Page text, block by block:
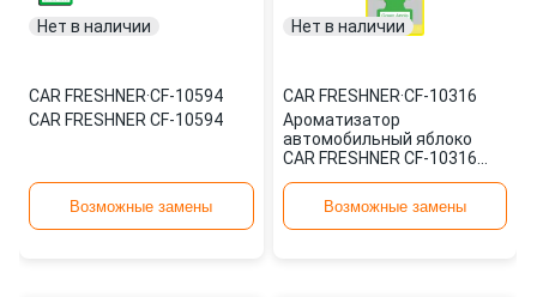
Нет в наличии
CAR FRESHNER·CF-10594
CAR FRESHNER CF-10594
Возможные замены
Нет в наличии
CAR FRESHNER·CF-10316
Ароматизатор
автомобильный яблоко
CAR FRESHNER CF-10316
Возможные замены